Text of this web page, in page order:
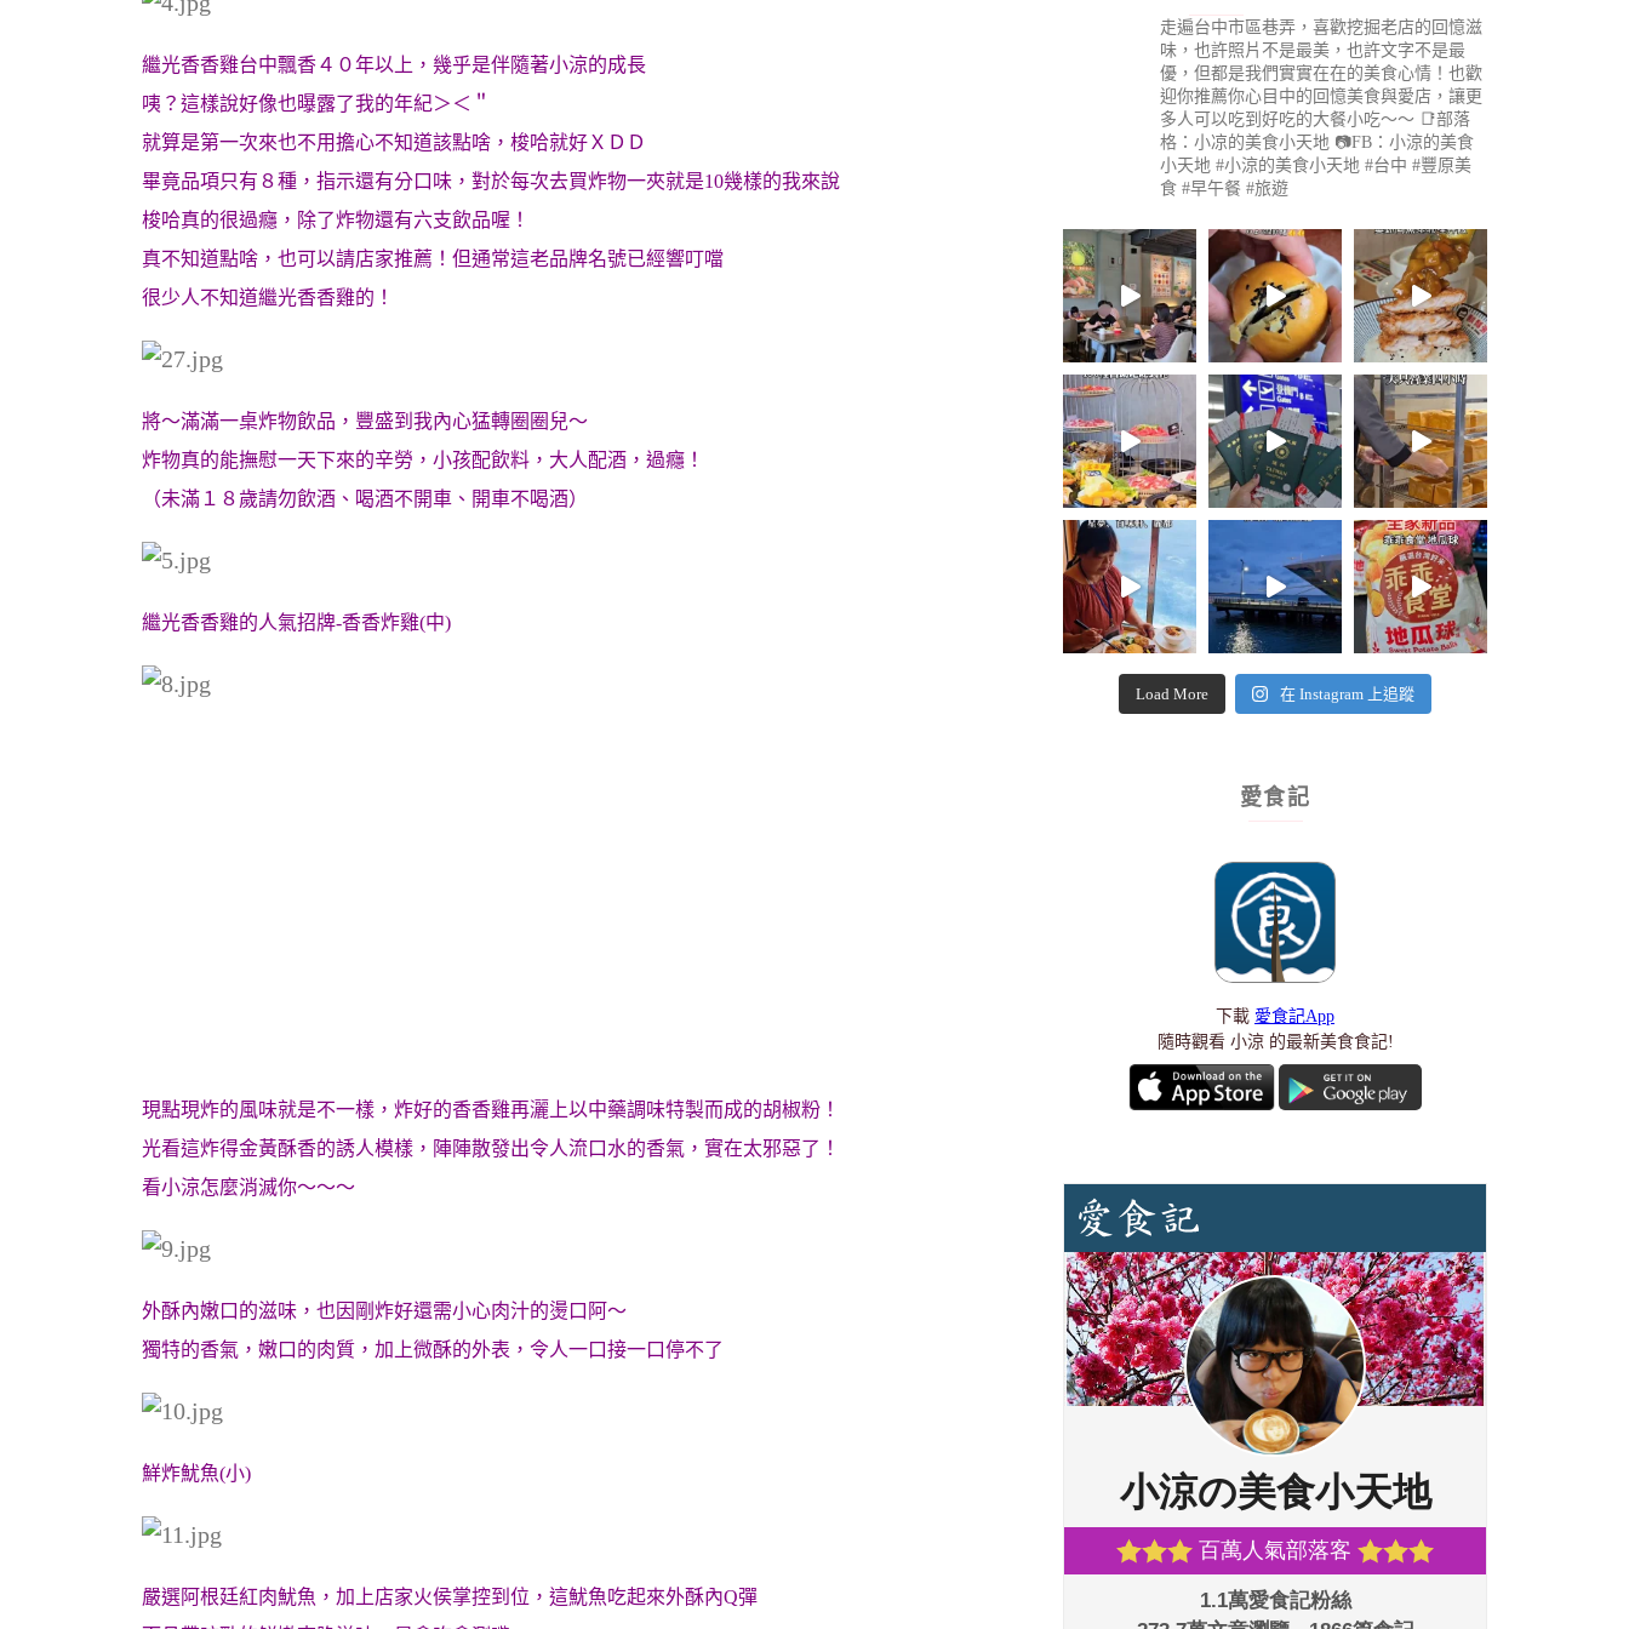
繼光香香雞台中飄香４０年以上，幾乎是伴隨著小涼的成長
咦？這樣說好像也曝露了我的年紀＞＜＂
就算是第一次來也不用擔心不知道該點啥，梭哈就好ＸＤＤ
畢竟品項只有８種，指示還有分口味，對於每次去買炸物一夾就是10幾樣的我來說
梭哈真的很過癮，除了炸物還有六支飲品喔！
真不知道點啥，也可以請店家推薦！但通常這老品牌名號已經響叮噹
很少人不知道繼光香香雞的！
將～滿滿一桌炸物飲品，豐盛到我內心猛轉圈圈兒～
炸物真的能撫慰一天下來的辛勞，小孩配飲料，大人配酒，過癮！
（未滿１８歲請勿飲酒、喝酒不開車、開車不喝酒）
繼光香香雞的人氣招牌-香香炸雞(中)
現點現炸的風味就是不一樣，炸好的香香雞再灑上以中藥調味特製而成的胡椒粉！
光看這炸得金黃酥香的誘人模樣，陣陣散發出令人流口水的香氣，實在太邪惡了！
看小涼怎麼消滅你～～～
外酥內嫩口的滋味，也因剛炸好還需小心肉汁的燙口阿～
獨特的香氣，嫩口的肉質，加上微酥的外表，令人一口接一口停不了
鮮炸魷魚(小)
嚴選阿根廷紅肉魷魚，加上店家火侯掌控到位，這魷魚吃起來外酥內Q彈
走遍台中市區巷弄，喜歡挖掘老店的回憶滋
味，也許照片不是最美，也許文字不是最
優，但都是我們實實在在的美食心情！也歡
迎你推薦你心目中的回憶美食與愛店，讓更
多人可以吃到好吃的大餐小吃～～ 📑部落
格：小凉的美食小天地 📷FB：小涼的美食
小天地 #小涼的美食小天地 #台中 #豐原美
食 #早午餐 #旅遊
Load More 在 Instagram 上追蹤
愛食記
下載 愛食記App
隨時觀看 小涼 的最新美食食記!